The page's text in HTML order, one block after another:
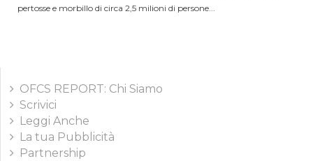
pertosse e morbillo di circa 2,5 milioni di persone...
OFCS REPORT: Chi Siamo
Scrivici
Leggi Anche
La tua Pubblicità
Partnership